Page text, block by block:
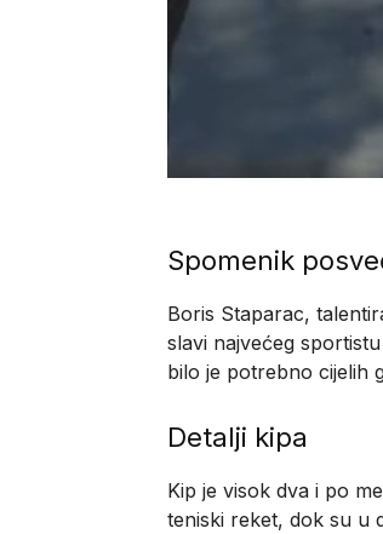
Spomenik
Boris Staparac,
slavi najvećeg
bilo je potrebno cijelih
Detalji kipa
Kip je visok dva i po
teniski reket, dok su u